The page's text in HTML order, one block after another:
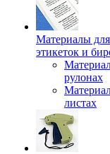
Материалы для
этикеток и
рулонах
листах